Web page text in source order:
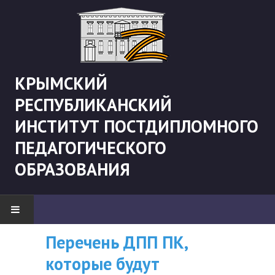
КРЫМСКИЙ
РЕСПУБЛИКАНСКИЙ
ИНСТИТУТ ПОСТДИПЛОМНОГО
ПЕДАГОГИЧЕСКОГО
ОБРАЗОВАНИЯ
НОВОСТИ
"Боевая" русистика
ВНИМАНИЮ
СЛУШАТЕЛЕЙ, У
Перечень ДПП ПК,
которые будут